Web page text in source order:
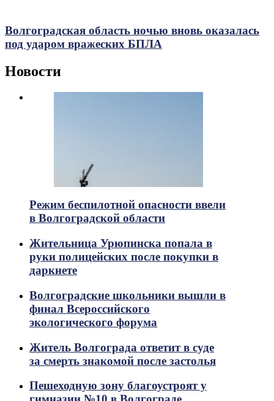
Волгоградская область ночью вновь оказалась
под ударом вражеских БПЛА
Новости
Режим беспилотной опасности ввели
в Волгоградской области
Жительница Урюпинска попала в
руки полицейских после покупки в
даркнете
Волгоградские школьники вышли в
финал Всероссийского
экологического форума
Житель Волгограда ответит в суде
за смерть знакомой после застолья
Пешеходную зону благоустроят у